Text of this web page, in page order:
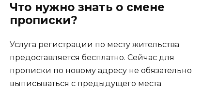
Что нужно знать о смене
прописки?
Услуга регистрации по месту жительства
предоставляется бесплатно. Сейчас для
прописки по новому адресу не обязательно
выписываться с предыдущего места